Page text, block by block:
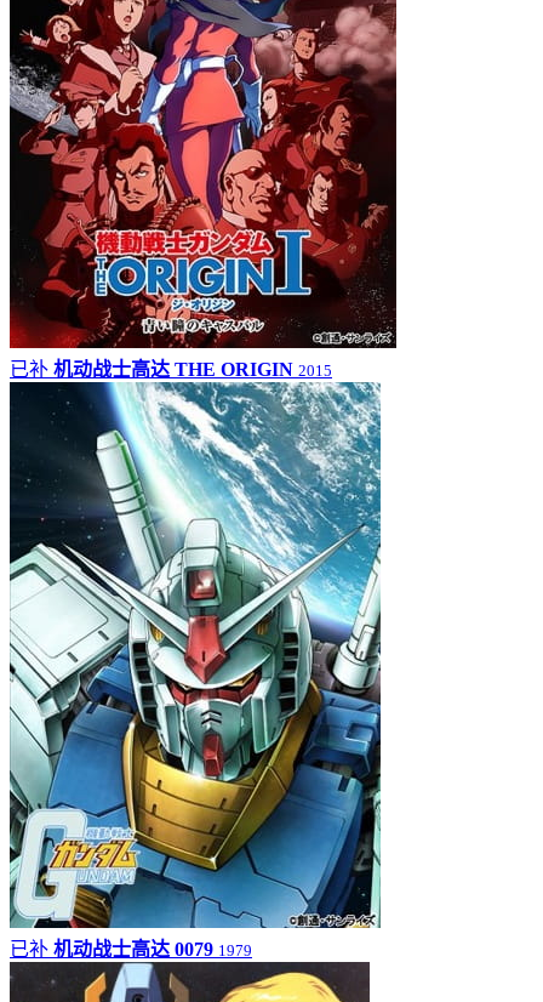
已补 机动战士高达 THE ORIGIN 2015
已补 机动战士高达 0079 1979